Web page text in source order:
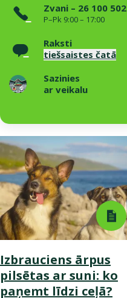
Zvani – 26 100 502
P–Pk 9:00 – 17:00
Raksti
tiešsaistes čatā
Sazinies
ar veikalu
Izbrauciens ārpus
pilsētas ar suni: ko
paņemt līdzi ceļā?